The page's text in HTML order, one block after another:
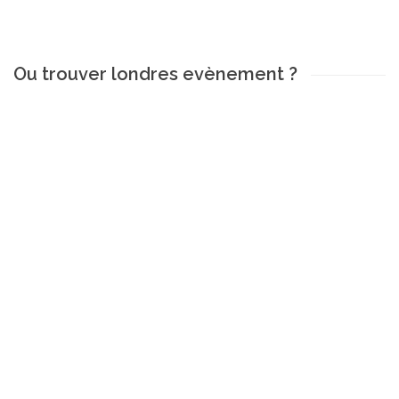
Ou trouver londres evènement ?